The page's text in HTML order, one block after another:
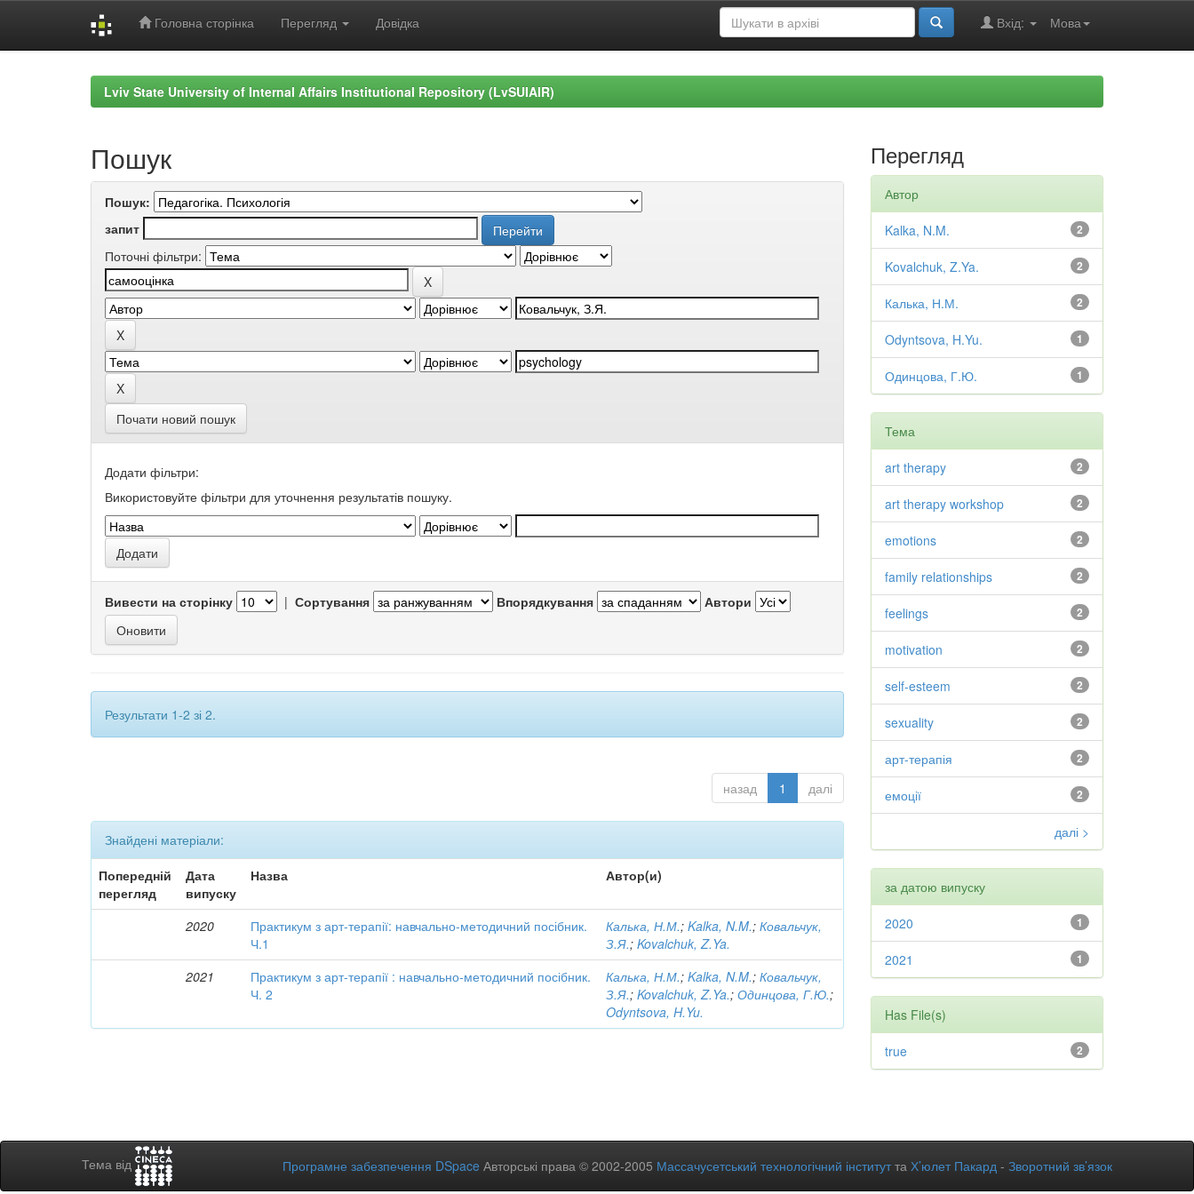
Головна сторінка Перегляд Довідка Мова
Вхід:
Lviv State University of Internal Affairs Institutional Repository (LvSUIAIR)
Пошук
Пошук:
запит
Поточні фільтри:
Почати новий пошук
Додати фільтри:
Використовуйте фільтри для уточнення результатів пошуку.
Вивести на сторінку | Сортування Впорядкування Автори
Результати 1-2 зі 2.
назад 1 далі
Знайдені матеріали:
Попередній
перегляд
Дата
випуску
Назва Автор(и)
2020
Практикум з арт-терапії: навчально-методичний посібник.
Ч.1
Калька, Н.М.;Kalka, N.M.;Ковальчук,
З.Я.;Kovalchuk, Z.Ya.
2021
Практикум з арт-терапії : навчально-методичний посібник.
Ч. 2
Калька, Н.М.;Kalka, N.M.;Ковальчук,
З.Я.;Kovalchuk, Z.Ya.;Одинцова, Г.Ю.;
Odyntsova, H.Yu.
Перегляд
Автор
2
Kalka, N.M.
2
Kovalchuk, Z.Ya.
2
Калька, Н.М.
1
Odyntsova, H.Yu.
1
Одинцова, Г.Ю.
Тема
2
art therapy
2
art therapy workshop
2
emotions
2
family relationships
2
feelings
2
motivation
2
self-esteem
2
sexuality
2
арт-терапія
2
емоції
далі >
за датою випуску
1
2020
1
2021
Has File(s)
2
true
Тема від Програмне забезпечення DSpace Авторські права © 2002-2005 Массачусетський технологічний інститутта Х’юлет Пакард - Зворотний зв’язок